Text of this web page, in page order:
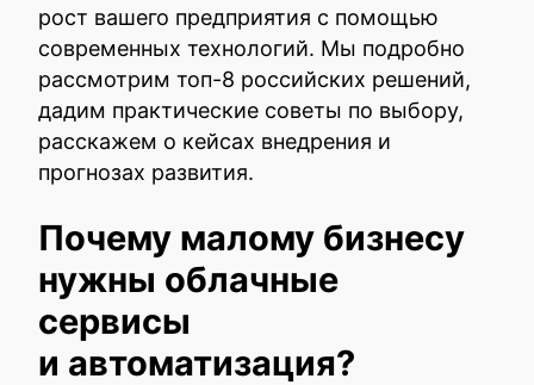
рост вашего предприятия с помощью
современных технологий. Мы подробно
рассмотрим топ-8 российских решений,
дадим практические советы по выбору,
расскажем о кейсах внедрения и
прогнозах развития.
Почему малому бизнесу
нужны облачные
сервисы
и автоматизация?